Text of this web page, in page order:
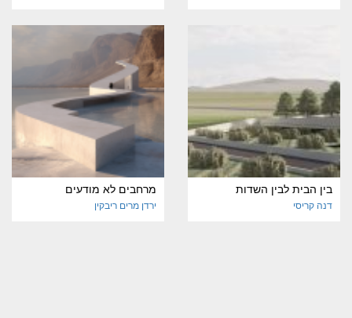
בין הבית לבין השדות
דנה קריסי
מרחבים לא מודעים
ירדן מרים ריבקין